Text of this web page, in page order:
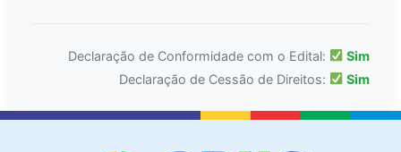
Declaração de Conformidade com o Edital:
Sim
Declaração de Cessão de Direitos:
Sim